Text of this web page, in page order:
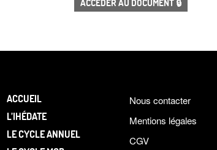
ACCUEIL
L’IHÉDATE
LE CYCLE ANNUEL
Nous contacter
Mentions légales
CGV